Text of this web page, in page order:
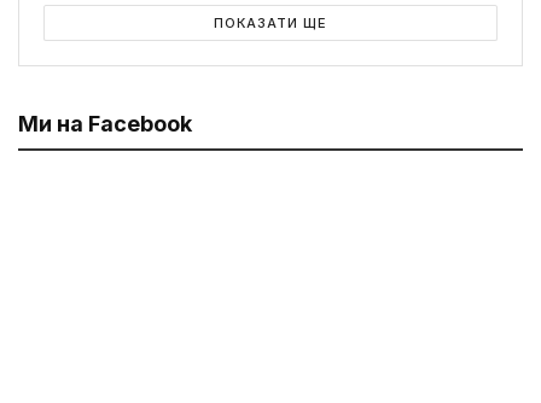
ПОКАЗАТИ ЩЕ
Ми на Facebook